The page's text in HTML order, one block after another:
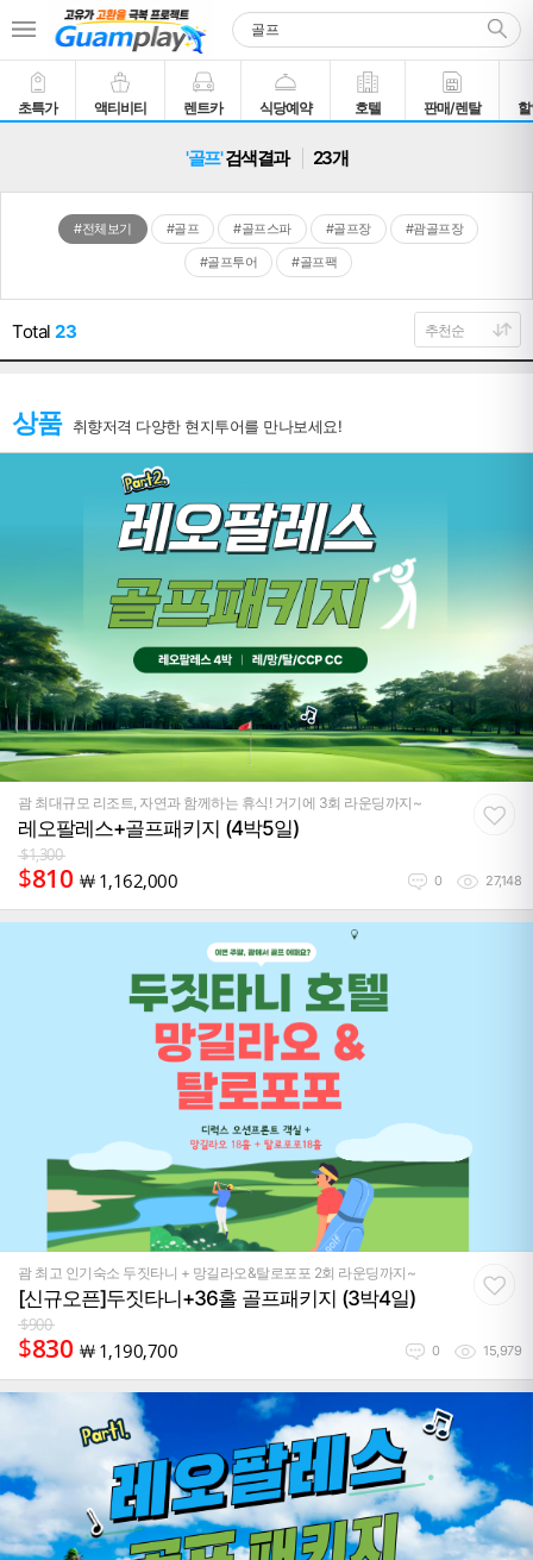
초특가 액티비티 렌트카 식당예약 호텔 판매/렌탈
'골프'검색결과 23개
#전체보기 #골프 #골프스파 #골프장
#괌골프장
#골프투어
#골프팩
Total 23
상품 취향저격 다양한 현지투어를 만나보세요!
괌 최대규모 리조트, 자연과 함께하는 휴식! 거기에 3회 라운딩까지~
레오팔레스+골프패키지 (4박5일)
$1,300
$810 ￦ 1,162,000 0 27,148
괌 최고 인기숙소 두짓타니 + 망길라오&탈로포포 2회 라운딩까지~
[신규오픈]두짓타니+36홀 골프패키지 (3박4일)
$900
$830 ￦ 1,190,700 0 15,979